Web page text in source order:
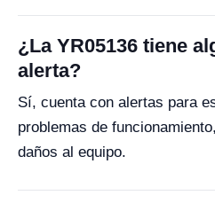
¿La YR05136 tiene
alerta?
Sí, cuenta con alertas para
problemas de
daños al equipo.